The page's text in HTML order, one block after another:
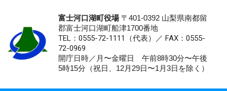
富士河口湖町役場〒401-0392 山梨県南都留
郡富士河口湖町船津1700番地
TEL：0555-72-1111 （代表）／ FAX：0555-
72-0969
開庁日時／月〜金曜日 午前8時30分〜午後
5時15分（祝日、12月29日〜1月3日を除く）